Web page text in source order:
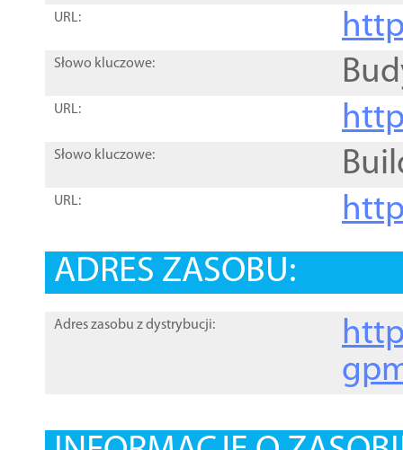
URL:
Słowo kluczowe:
URL:
Słowo kluczowe:
URL:
ADRES ZASOBU:
Adres zasobu z dystrybucji: